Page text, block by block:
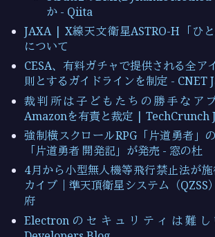
か - Qiita
JAXA | X線天文衛星ASTRO-H「ひ
について
CESA、有料ガチャで提供される全ア
則とするガイドラインを制定 - CNET
裁判所は子どもたちの勝手なア
Amazonを有責と裁定 | TechCrunch
強制横スクロールRPG「片道勇者」
「片道勇者 開発記」が発売 - 窓の杜
4月から小型無人機等飛行禁止法が
カイブ｜準天頂衛星システム（QZSS
府
Electronのセキュリティは難